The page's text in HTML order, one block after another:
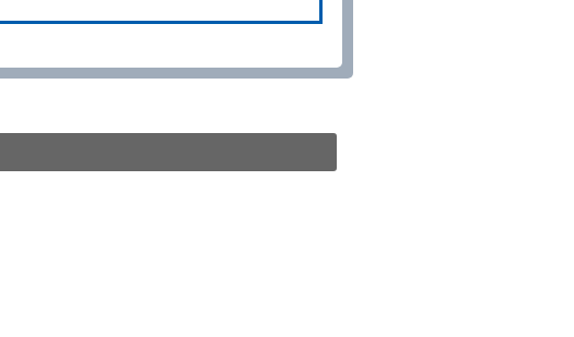
のとします。
約と異なる車種クラスのレンタカー（以
くなるときは、予約した車種クラスの貸
カーの車種クラスの貸渡料金によるもの
のとします。
は第４条第４項の予約の取消しとして取
には第４条第５項の予約の取消しとして